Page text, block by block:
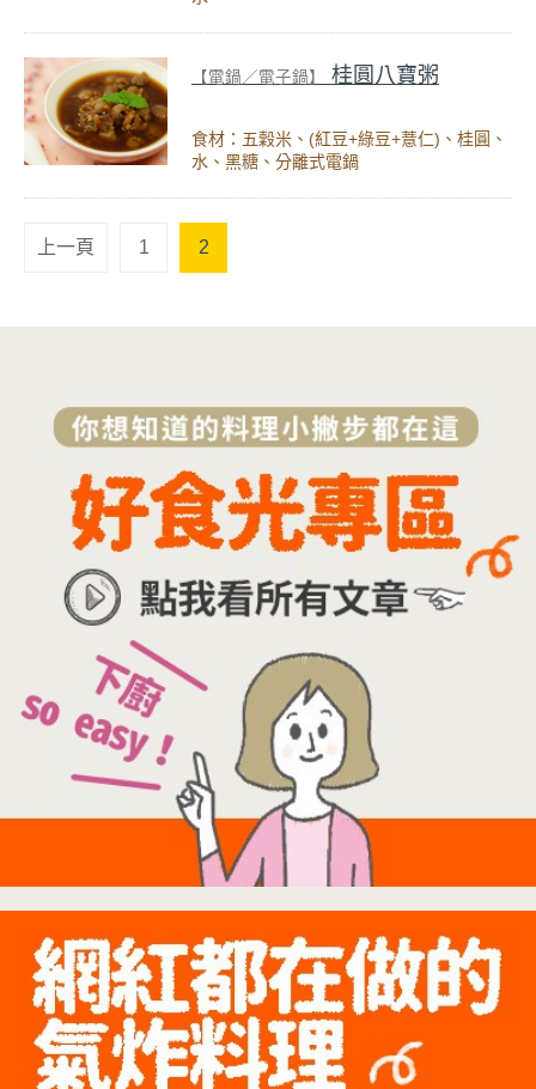
【電鍋／電子鍋】 桂圓八寶粥
食材：五穀米、(紅豆+綠豆+薏仁)、桂圓、
水、黑糖、分離式電鍋
上一頁 1 2